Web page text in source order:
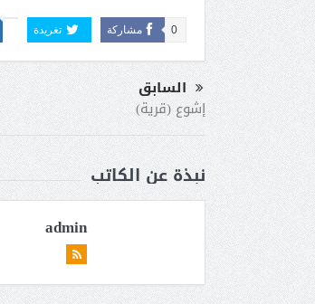
مشاركة 0 تغريدة
السابق
إشوع (قرية)
نبذة عن الكاتب
admin